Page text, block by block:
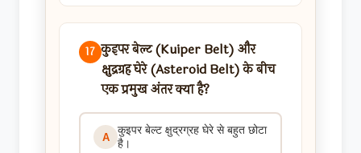
17 कुइपर बेल्ट (Kuiper Belt) और
क्षुद्रग्रह घेरे (Asteroid Belt) के बीच
एक प्रमुख अंतर क्या है?
A
कुइपर बेल्ट क्षुद्रग्रह घेरे से बहुत छोटा
है।